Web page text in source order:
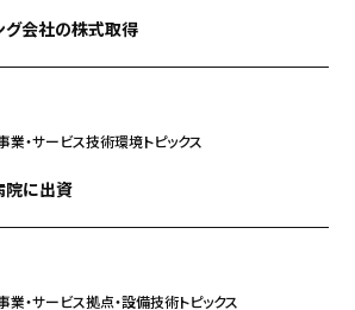
グ会社の株式取得
業・サービス技術環境トピックス
院に出資
業・サービス拠点・設備技術トピックス